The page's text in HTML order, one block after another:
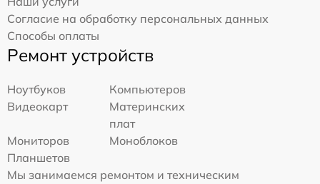
Согласие на обработку персональных данных
Способы оплаты
Ремонт устройств
Ноутбуков
Компьютеров
Видеокарт
Материнских
плат
Мониторов
Моноблоков
Планшетов
Мы занимаемся ремонтом и техническим